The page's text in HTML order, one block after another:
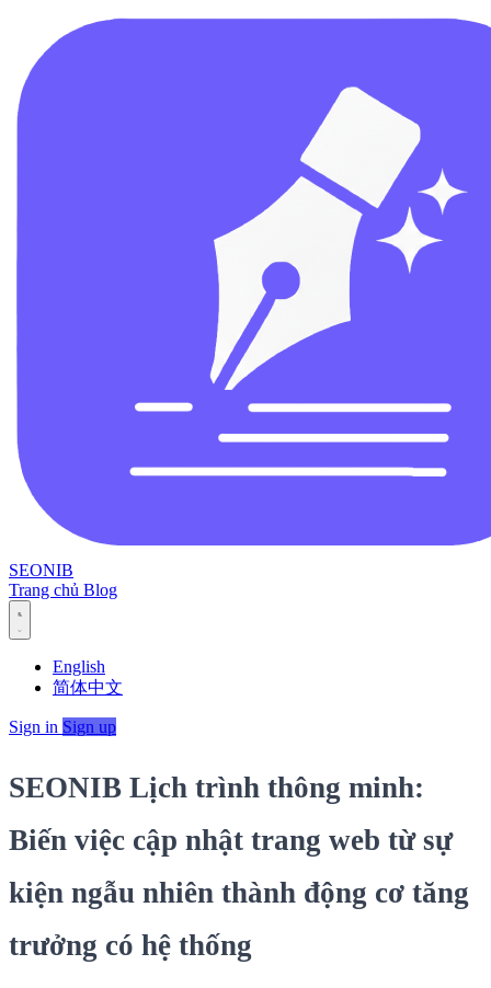
SEONIB
Trang chủ Blog
English
简体中文
Sign in Sign up
SEONIB Lịch trình thông minh:
Biến việc cập nhật trang web từ sự
kiện ngẫu nhiên thành động cơ tăng
trưởng có hệ thống